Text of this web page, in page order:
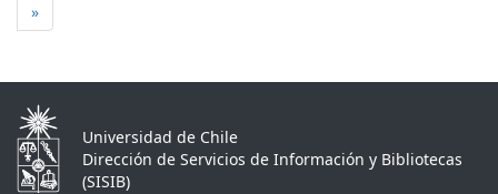
»
Universidad de Chile
Dirección de Servicios de Información y Bibliotecas
(SISIB)